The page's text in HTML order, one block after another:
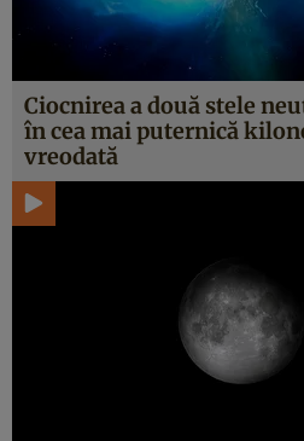
Ciocnirea a două stele
în cea mai puternică
vreodată